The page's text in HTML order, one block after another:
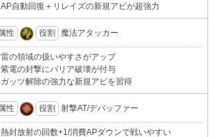
AP自動回復＋リレイズの新規アビが超強力
属性 役割 魔法アタッカー
雷の領域の扱いやすさがアップ
紫電の封撃にバリア破壊が付与
ガッツ解除の強力な新規アビを習得
属性 役割 射撃AT/デバッファー
熱封放射の回数+1/消費APダウンで戦いやすい